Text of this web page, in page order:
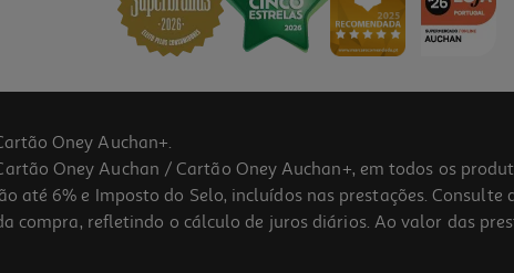
Oney Auchan+.
Oney Auchan / Cartão Oney Auchan+, em todos os
até 6% e Imposto do Selo, incluídos nas prestações. Consulte
compra, refletindo o cálculo de juros diários. Ao valor das